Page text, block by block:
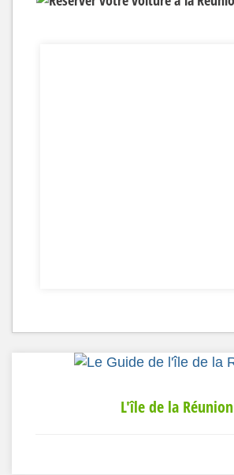
L'île de la Réunion